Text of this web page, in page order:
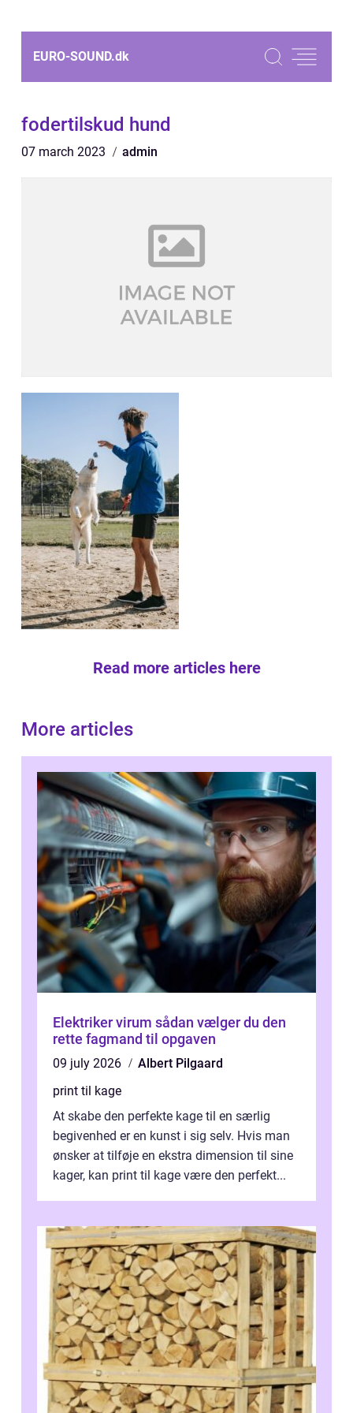
EURO-SOUND.dk
fodertilskud hund
07 march 2023 admin
Read more articles here
More articles
Elektriker virum sådan vælger du den
rette fagmand til opgaven
09 july 2026
Albert Pilgaard
print til kage
At skabe den perfekte kage til en særlig
begivenhed er en kunst i sig selv. Hvis man
ønsker at tilføje en ekstra dimension til sine
kager, kan print til kage være den perfekt...